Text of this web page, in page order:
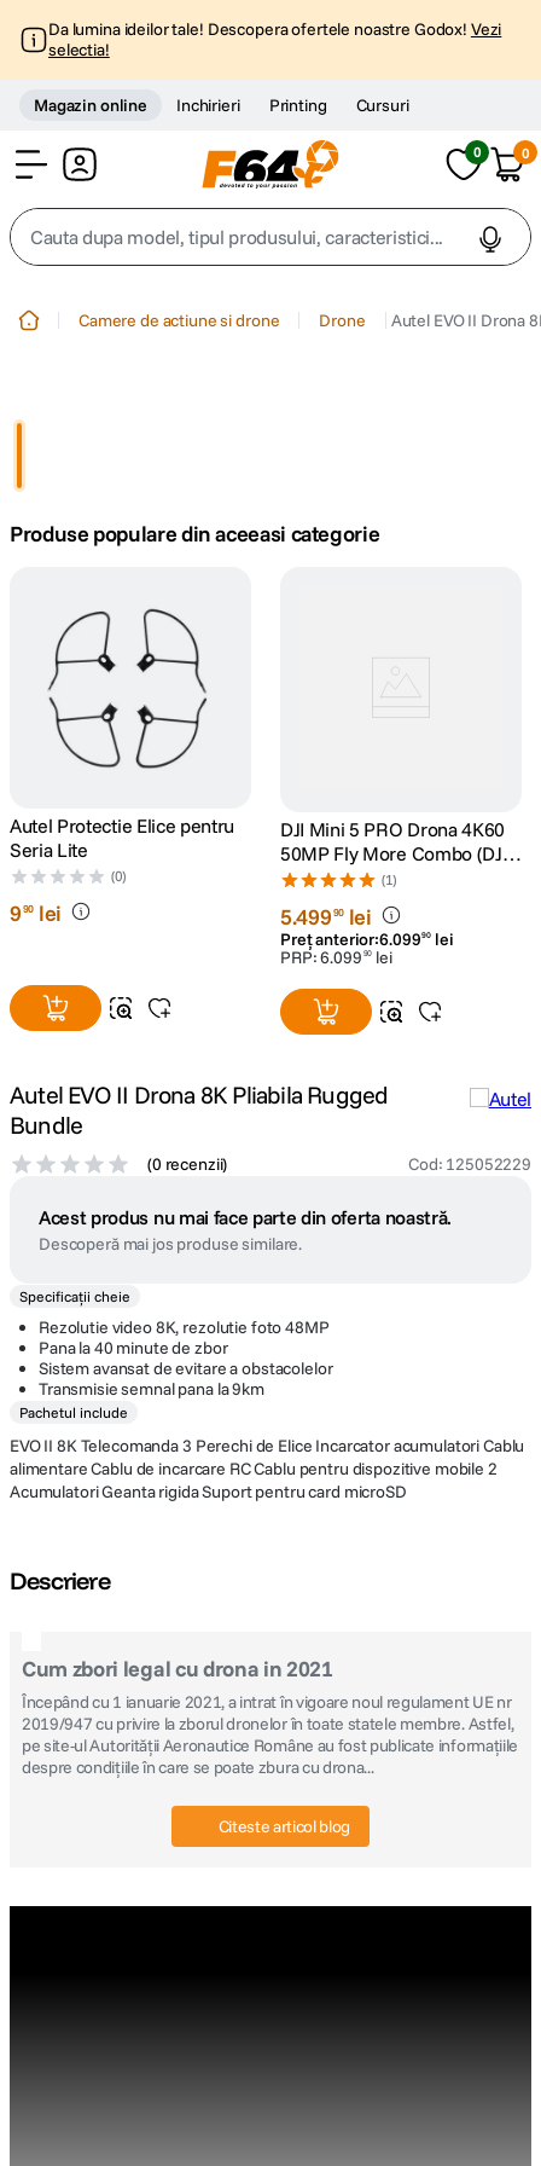
Da lumina ideilor tale! Descopera ofertele noastre Godox! Vezi
selectia!
Magazin online Inchirieri Printing Cursuri
0 0
Cauta dupa model, tipul produsului, caracteristici...
4. peak design
6 lavaliera
7 card memorie
ulanzi
9. insta 360
10 . godox
Camere de actiune si drone Drone Autel EVO II Drona
Produse populare din aceeasi categorie
Autel Protectie Elice pentru
Seria Lite
(0)
990 lei
DJI Mini 5 PRO Drona 4K60
50MP Fly More Combo (DJI
RC2)
(1)
5.49990 lei
Preț anterior:6.09990 lei
PRP:6.099 90 lei
Autel EVO II Drona 8K Pliabila Rugged
Bundle
(0 recenzii) Cod: 125052229
Acest produs nu mai face parte din oferta noastră.
Descoperă mai jos produse similare.
Specificații cheie
Rezolutie video 8K, rezolutie foto 48MP
Pana la 40 minute de zbor
Sistem avansat de evitare a obstacolelor
Transmisie semnal pana la 9km
Pachetul include
EVO II 8K Telecomanda 3 Perechi de Elice Incarcator acumulatori Cablu
alimentare Cablu de incarcare RC Cablu pentru dispozitive mobile 2
Acumulatori Geanta rigida Suport pentru card microSD
Descriere
Cum zbori legal cu drona in 2021
Începând cu 1 ianuarie 2021, a intrat în vigoare noul regulament UE nr
2019/947 cu privire la zborul dronelor în toate statele membre. Astfel,
pe site-ul Autorității Aeronautice Române au fost publicate informațiile
despre condițiile în care se poate zbura cu drona...
Citeste articol blog